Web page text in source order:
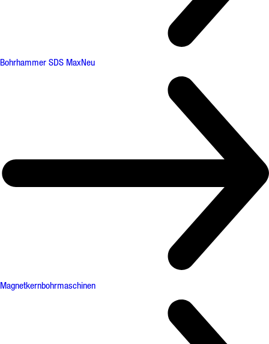
Bohrhammer SDS MaxNeu
Magnetkernbohrmaschinen